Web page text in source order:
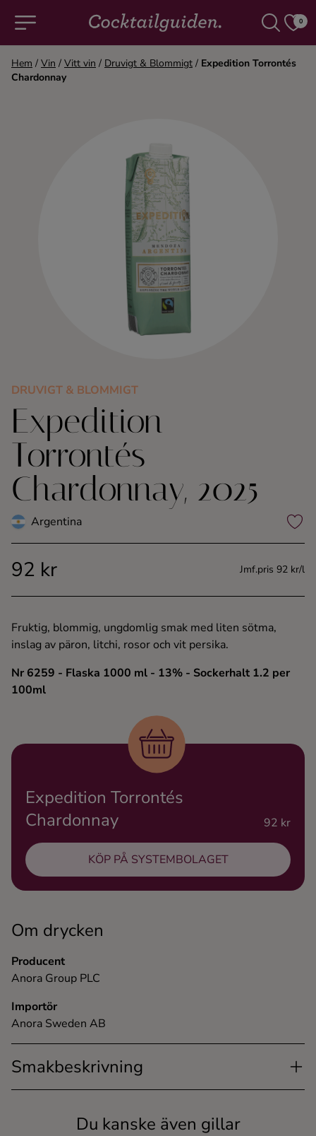
0
COCKTAILS & DRINKAR
Rom
Shots
Tequila
Vodka
Ingredienser
Hem / Vin / Vitt vin / Druvigt & Blommigt / Expedition Torrontés
Chardonnay
DRUVIGT & BLOMMIGT
Expedition
Torrontés
Chardonnay, 2025
Argentina
92 kr Jmf.pris 92 kr/l
Fruktig, blommig, ungdomlig smak med liten sötma,
inslag av päron, litchi, rosor och vit persika.
Nr 6259 - Flaska 1000 ml - 13% - Sockerhalt 1.2 per
100ml
Om drycken
Producent
Anora Group PLC
Importör
Anora Sweden AB
Smakbeskrivning
Expedition Torrontés
Chardonnay
92 kr
KÖP PÅ SYSTEMBOLAGET
Du kanske även gillar